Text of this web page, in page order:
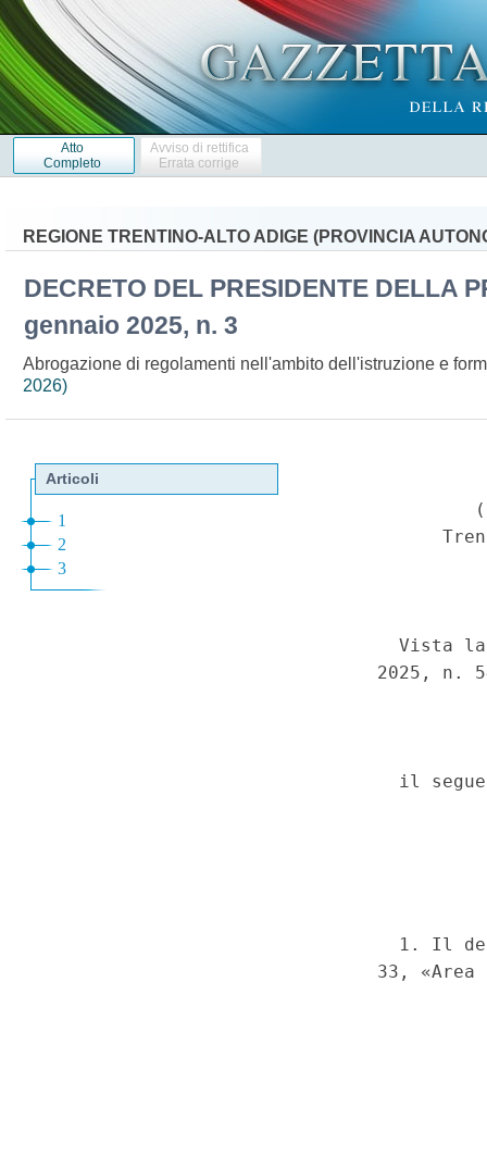
Atto
Completo
Avviso di rettifica
Errata corrige
REGIONE TRENTINO-ALTO ADIGE (PROVINCIA
DECRETO DEL PRESIDENTE DELLA
gennaio 2025, n. 3
Abrogazione di regolamenti nell'ambito dell'istruzione e
2026)